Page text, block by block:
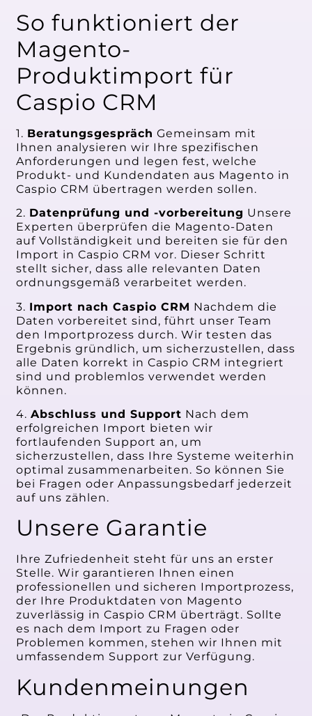
So funktioniert der
Magento-
Produktimport für
Caspio CRM
1. Beratungsgespräch Gemeinsam mit
Ihnen analysieren wir Ihre spezifischen
Anforderungen und legen fest, welche
Produkt- und Kundendaten aus Magento in
Caspio CRM übertragen werden sollen.
2. Datenprüfung und -vorbereitung Unsere
Experten überprüfen die Magento-Daten
auf Vollständigkeit und bereiten sie für den
Import in Caspio CRM vor. Dieser Schritt
stellt sicher, dass alle relevanten Daten
ordnungsgemäß verarbeitet werden.
3. Import nach Caspio CRM Nachdem die
Daten vorbereitet sind, führt unser Team
den Importprozess durch. Wir testen das
Ergebnis gründlich, um sicherzustellen, dass
alle Daten korrekt in Caspio CRM integriert
sind und problemlos verwendet werden
können.
4.Abschluss und Support Nach dem
erfolgreichen Import bieten wir
fortlaufenden Support an, um
sicherzustellen, dass Ihre Systeme weiterhin
optimal zusammenarbeiten. So können Sie
bei Fragen oder Anpassungsbedarf jederzeit
auf uns zählen.
Unsere Garantie
Ihre Zufriedenheit steht für uns an erster
Stelle. Wir garantieren Ihnen einen
professionellen und sicheren Importprozess,
der Ihre Produktdaten von Magento
zuverlässig in Caspio CRM überträgt. Sollte
es nach dem Import zu Fragen oder
Problemen kommen, stehen wir Ihnen mit
umfassendem Support zur Verfügung.
Kundenmeinungen